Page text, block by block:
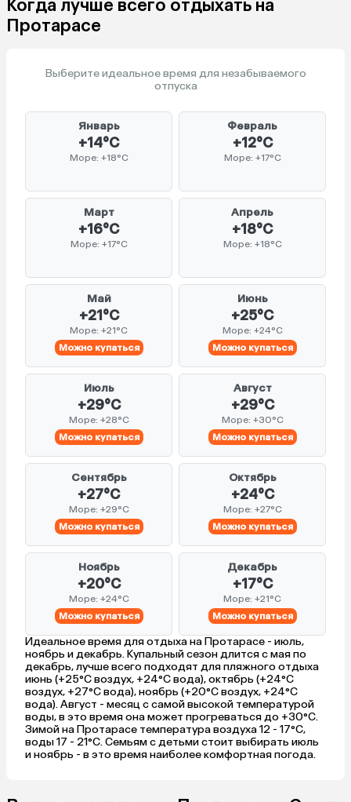
Когда лучше всего отдыхать на
Протарасе
Выберите идеальное время для незабываемого
отпуска
Январь
+14°C
Море: +18°C
Февраль
+12°C
Море: +17°C
Март
+16°C
Море: +17°C
Апрель
+18°C
Море: +18°C
Май
+21°C
Море: +21°C
Можно купаться
Июнь
+25°C
Море: +24°C
Можно купаться
Июль
+29°C
Море: +28°C
Можно купаться
Август
+29°C
Море: +30°C
Можно купаться
Сентябрь
+27°C
Море: +29°C
Можно купаться
Октябрь
+24°C
Море: +27°C
Можно купаться
Ноябрь
+20°C
Море: +24°C
Можно купаться
Декабрь
+17°C
Море: +21°C
Можно купаться
Идеальное время для отдыха на Протарасе - июль,
ноябрь и декабрь. Купальный сезон длится с мая по
декабрь, лучше всего подходят для пляжного отдыха
июнь (+25°C воздух, +24°C вода), октябрь (+24°C
воздух, +27°C вода), ноябрь (+20°C воздух, +24°C
вода). Август - месяц с самой высокой температурой
воды, в это время она может прогреваться до +30°C.
Зимой на Протарасе температура воздуха 12 - 17°C,
воды 17 - 21°C. Семьям с детьми стоит выбирать июль
и ноябрь - в это время наиболее комфортная погода.